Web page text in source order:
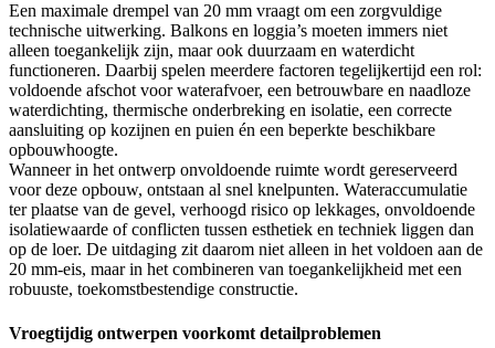
Een maximale drempel van 20 mm vraagt om een zorgvuldige
technische uitwerking. Balkons en loggia’s moeten immers niet
alleen toegankelijk zijn, maar ook duurzaam en waterdicht
functioneren. Daarbij spelen meerdere factoren tegelijkertijd een rol:
voldoende afschot voor waterafvoer, een betrouwbare en naadloze
waterdichting, thermische onderbreking en isolatie, een correcte
aansluiting op kozijnen en puien én een beperkte beschikbare
opbouwhoogte.
Wanneer in het ontwerp onvoldoende ruimte wordt gereserveerd
voor deze opbouw, ontstaan al snel knelpunten. Wateraccumulatie
ter plaatse van de gevel, verhoogd risico op lekkages, onvoldoende
isolatiewaarde of conflicten tussen esthetiek en techniek liggen dan
op de loer. De uitdaging zit daarom niet alleen in het voldoen aan de
20 mm-eis, maar in het combineren van toegankelijkheid met een
robuuste, toekomstbestendige constructie.
Vroegtijdig ontwerpen voorkomt detailproblemen